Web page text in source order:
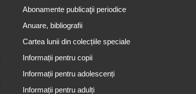
Abonamente publicaţii periodice
Anuare, bibliografii
Cartea lunii din colecțiile speciale
Informații pentru copii
Informații pentru adolescenți
Informații pentru adulți